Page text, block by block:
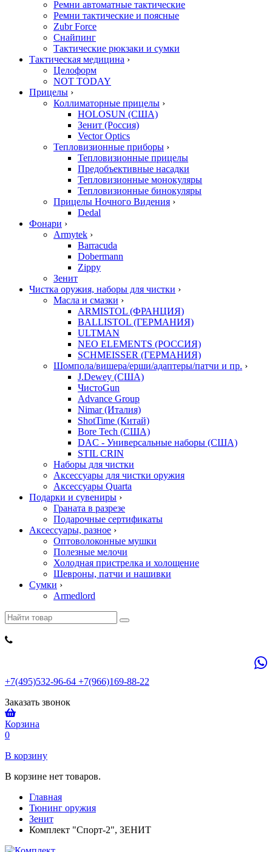
Ремни автоматные тактические
Ремни тактические и поясные
Zubr Force
Снайпинг
Тактические рюкзаки и сумки
Тактическая медицина ›
Целоформ
NOT TODAY
Прицелы ›
Коллиматорные прицелы ›
HOLOSUN (США)
Зенит (Россия)
Vector Optics
Тепловизионные приборы ›
Тепловизионные прицелы
Предобъективные насадки
Тепловизионные монокуляры
Тепловизионные бинокуляры
Прицелы Ночного Видения ›
Dedal
Фонари ›
Armytek ›
Barracuda
Dobermann
Zippy
Зенит
Чистка оружия, наборы для чистки ›
Масла и смазки ›
ARMISTOL (ФРАНЦИЯ)
BALLISTOL (ГЕРМАНИЯ)
ULTMAN
NEO ELEMENTS (РОССИЯ)
SCHMEISSER (ГЕРМАНИЯ)
Шомпола/вишера/ерши/адаптеры/патчи и пр. ›
J.Dewey (США)
ЧистоGun
Advance Group
Nimar (Италия)
ShotTime (Китай)
Bore Tech (США)
DAC - Универсальные наборы (США)
STIL CRIN
Наборы для чистки
Аксессуары для чистки оружия
Аксессуары Quarta
Подарки и сувениры ›
Граната в разрезе
Подарочные сертификаты
Аксессуары, разное ›
Оптоволоконные мушки
Полезные мелочи
Холодная пристрелка и холощение
Шевроны, патчи и нашивки
Сумки ›
Armedlord
+7(495)532-96-64 +7(966)169-88-22
Заказать звонок
Корзина
0
В корзину
В корзине нет товаров.
Главная
Тюнинг оружия
Зенит
Комплект "Спорт-2", ЗЕНИТ